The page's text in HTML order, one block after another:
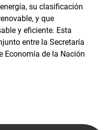
su clasificación
y que
y eficiente. Esta
entre la Secretaría
Economía de la Nación